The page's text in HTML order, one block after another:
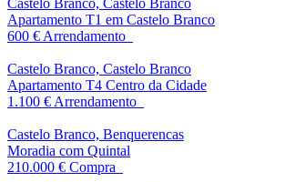
Castelo Branco, Castelo Branco
Apartamento T1 em Castelo Branco
600 € Arrendamento
Castelo Branco, Castelo Branco
Apartamento T4 Centro da Cidade
1.100 € Arrendamento
Castelo Branco, Benquerencas
Moradia com Quintal
210.000 € Compra